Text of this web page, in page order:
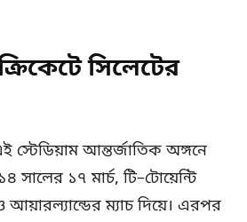
সিলেটের
স্টেডিয়াম আন্তর্জাতিক অঙ্গনে
১৭ মার্চ, টি–টোয়েন্টি
আয়ারল্যান্ডের ম্যাচ দিয়ে। এরপর